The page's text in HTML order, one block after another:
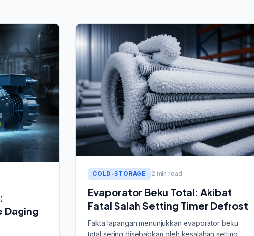
Daging
COLD-STORAGE 2 min read
Evaporator Beku Total: Akibat
Fatal Salah Setting Timer Defrost
Fakta lapangan menunjukkan evaporator beku
total sering disebabkan oleh kesalahan setting